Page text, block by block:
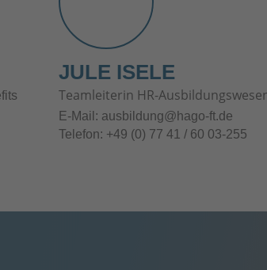
JULE ISELE
Teamleiterin HR-
E-Mail: ausbildung@hago-ft.de
Telefon: +49 (0) 77 41 / 60 03-255